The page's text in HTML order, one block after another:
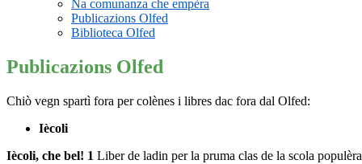
Na comunanza che empèra
Publicazions Olfed
Biblioteca Olfed
Publicazions Olfed
Chiò vegn spartì fora per colènes i libres dac fora dal Olfed:
Iècoli
Iècoli, che bel! 1 Liber de ladin per la pruma clas de la scola populèra